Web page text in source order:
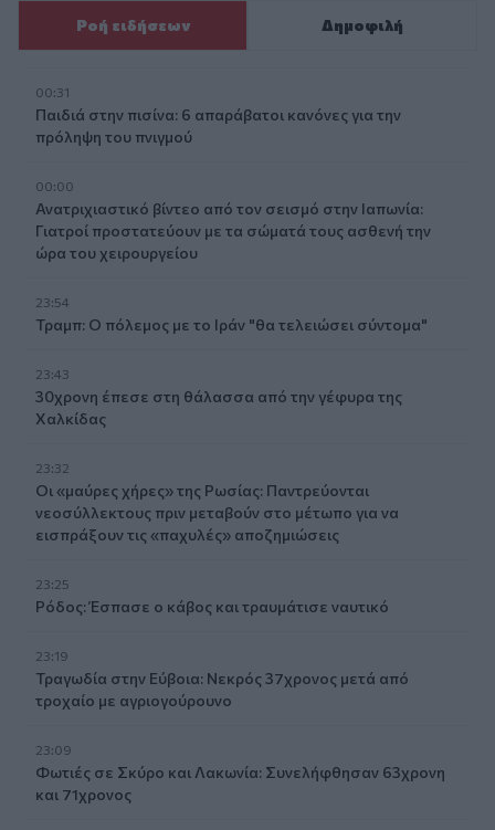
Ροή ειδήσεων Δημοφιλή
00:31
Παιδιά στην πισίνα: 6 απαράβατοι κανόνες για την
πρόληψη του πνιγμού
00:00
Ανατριχιαστικό βίντεο από τον σεισμό στην Ιαπωνία:
Γιατροί προστατεύουν με τα σώματά τους ασθενή την
ώρα του χειρουργείου
23:54
Τραμπ: Ο πόλεμος με το Ιράν "θα τελειώσει σύντομα"
23:43
30χρονη έπεσε στη θάλασσα από την γέφυρα της
Χαλκίδας
23:32
Οι «μαύρες χήρες» της Ρωσίας: Παντρεύονται
νεοσύλλεκτους πριν μεταβούν στο μέτωπο για να
εισπράξουν τις «παχυλές» αποζημιώσεις
23:25
Ρόδος: Έσπασε ο κάβος και τραυμάτισε ναυτικό
23:19
Τραγωδία στην Εύβοια: Νεκρός 37χρονος μετά από
τροχαίο με αγριογούρουνο
23:09
Φωτιές σε Σκύρο και Λακωνία: Συνελήφθησαν 63χρονη
και 71χρονος